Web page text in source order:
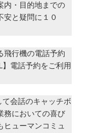
・目的地までの
安と疑問に１０
行機の電話予約
電話予約をご利用
会話のキャッチボ
においての喜び
ヒューマンコミュ